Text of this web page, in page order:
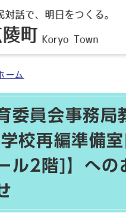
ーム
委員会事務局
校再編準備
ル2階]】への